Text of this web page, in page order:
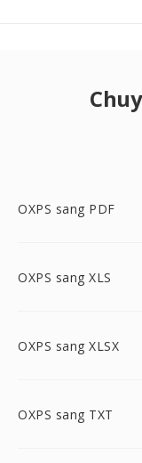
OXPS sang PDF
OXPS sang XLS
OXPS sang XLSX
OXPS sang TXT